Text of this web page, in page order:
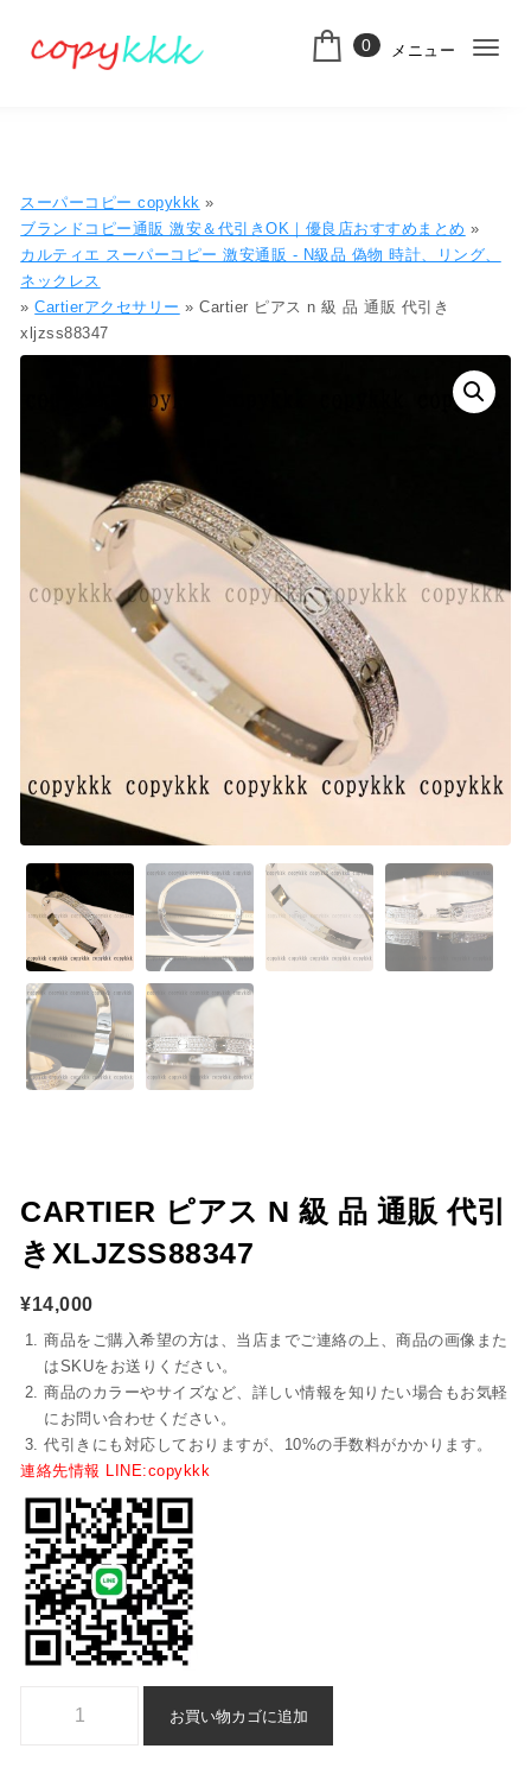
0 メニュー
ナ
切
り
スーパーコピー copykkk »
ブランドコピー通販 激安＆代引きOK｜優良店おすすめまとめ »
カルティエ スーパーコピー 激安通販 - N級品 偽物​ 時計、リング、
ネックレス
»Cartierアクセサリー » Cartier ピアス n 級 品 通販 代引き
xljzss88347
CARTIER ピアス N 級 品 通販 代引
きXLJZSS88347
¥14,000
商品をご購入希望の方は、当店までご連絡の上、商品の画像また
はSKUをお送りください。
商品のカラーやサイズなど、詳しい情報を知りたい場合もお気軽
にお問い合わせください。
代引きにも対応しておりますが、10%の手数料がかかります。
連絡先情報 LINE:copykkk
お買い物カゴに追加